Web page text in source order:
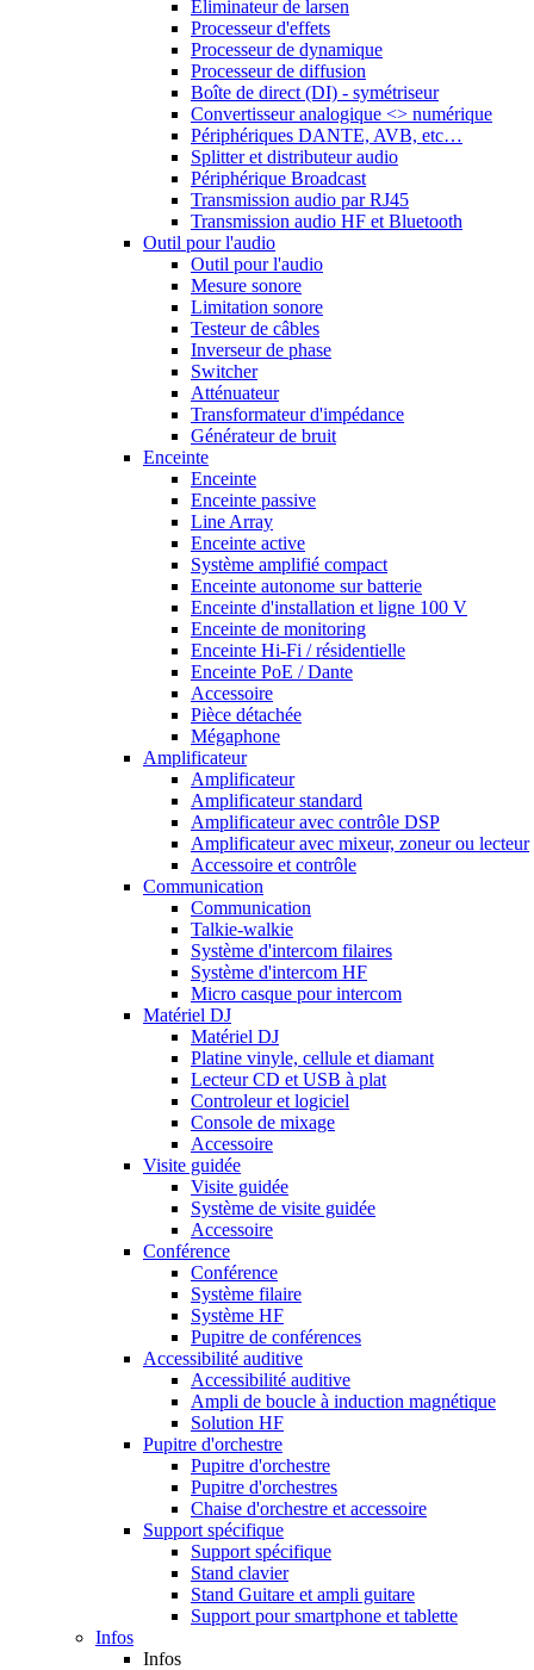
Eliminateur de larsen
Processeur d'effets
Processeur de dynamique
Processeur de diffusion
Boîte de direct (DI) - symétriseur
Convertisseur analogique <> numérique
Périphériques DANTE, AVB, etc…
Splitter et distributeur audio
Périphérique Broadcast
Transmission audio par RJ45
Transmission audio HF et Bluetooth
Outil pour l'audio
Outil pour l'audio
Mesure sonore
Limitation sonore
Testeur de câbles
Inverseur de phase
Switcher
Atténuateur
Transformateur d'impédance
Générateur de bruit
Enceinte
Enceinte
Enceinte passive
Line Array
Enceinte active
Système amplifié compact
Enceinte autonome sur batterie
Enceinte d'installation et ligne 100 V
Enceinte de monitoring
Enceinte Hi-Fi / résidentielle
Enceinte PoE / Dante
Accessoire
Pièce détachée
Mégaphone
Amplificateur
Amplificateur
Amplificateur standard
Amplificateur avec contrôle DSP
Amplificateur avec mixeur, zoneur ou lecteur
Accessoire et contrôle
Communication
Communication
Talkie-walkie
Système d'intercom filaires
Système d'intercom HF
Micro casque pour intercom
Matériel DJ
Matériel DJ
Platine vinyle, cellule et diamant
Lecteur CD et USB à plat
Controleur et logiciel
Console de mixage
Accessoire
Visite guidée
Visite guidée
Système de visite guidée
Accessoire
Conférence
Conférence
Système filaire
Système HF
Pupitre de conférences
Accessibilité auditive
Accessibilité auditive
Ampli de boucle à induction magnétique
Solution HF
Pupitre d'orchestre
Pupitre d'orchestre
Pupitre d'orchestres
Chaise d'orchestre et accessoire
Support spécifique
Support spécifique
Stand clavier
Stand Guitare et ampli guitare
Support pour smartphone et tablette
Infos
Infos